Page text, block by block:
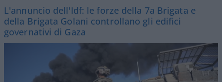
L'annuncio dell'Idf: le forze della 7a Brigata e
della Brigata Golani controllano gli edifici
governativi di Gaza